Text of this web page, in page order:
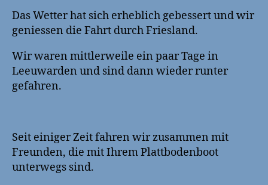
Das Wetter hat sich erheblich gebessert und wir
geniessen die Fahrt durch Friesland.
Wir waren mittlerweile ein paar Tage in
Leeuwarden und sind dann wieder runter
gefahren.
Seit einiger Zeit fahren wir zusammen mit
Freunden, die mit Ihrem Plattbodenboot
unterwegs sind.